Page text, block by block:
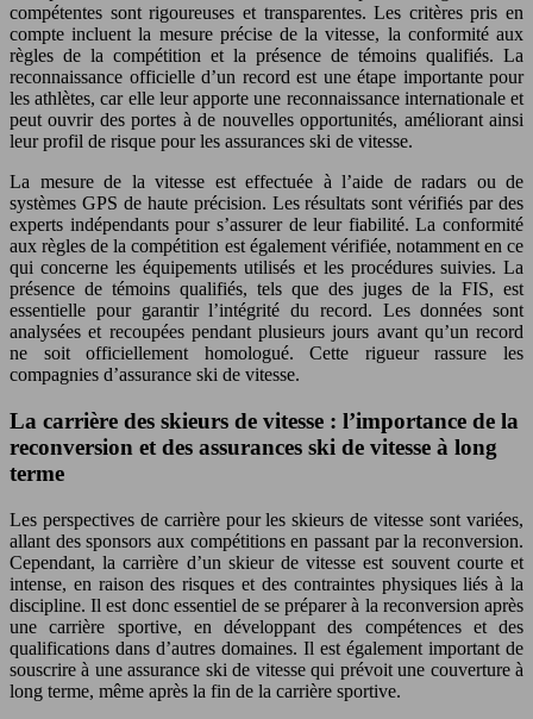
compétentes sont rigoureuses et transparentes. Les critères pris en
compte incluent la mesure précise de la vitesse, la conformité aux
règles de la compétition et la présence de témoins qualifiés. La
reconnaissance officielle d’un record est une étape importante pour
les athlètes, car elle leur apporte une reconnaissance internationale et
peut ouvrir des portes à de nouvelles opportunités, améliorant ainsi
leur profil de risque pour les assurances ski de vitesse.
La mesure de la vitesse est effectuée à l’aide de radars ou de
systèmes GPS de haute précision. Les résultats sont vérifiés par des
experts indépendants pour s’assurer de leur fiabilité. La conformité
aux règles de la compétition est également vérifiée, notamment en ce
qui concerne les équipements utilisés et les procédures suivies. La
présence de témoins qualifiés, tels que des juges de la FIS, est
essentielle pour garantir l’intégrité du record. Les données sont
analysées et recoupées pendant plusieurs jours avant qu’un record
ne soit officiellement homologué. Cette rigueur rassure les
compagnies d’assurance ski de vitesse.
La carrière des skieurs de vitesse : l’importance de la
reconversion et des assurances ski de vitesse à long
terme
Les perspectives de carrière pour les skieurs de vitesse sont variées,
allant des sponsors aux compétitions en passant par la reconversion.
Cependant, la carrière d’un skieur de vitesse est souvent courte et
intense, en raison des risques et des contraintes physiques liés à la
discipline. Il est donc essentiel de se préparer à la reconversion après
une carrière sportive, en développant des compétences et des
qualifications dans d’autres domaines. Il est également important de
souscrire à une assurance ski de vitesse qui prévoit une couverture à
long terme, même après la fin de la carrière sportive.